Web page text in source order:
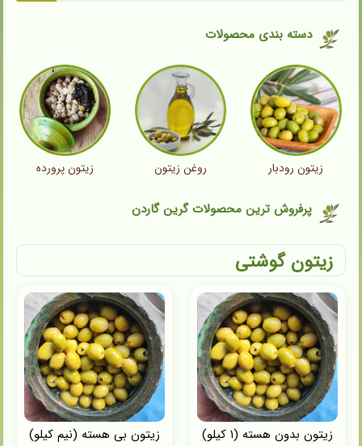
دسته بندی محصولات
زیتون رودبار روغن زیتون زیتون پرورده
پرفروش ترین محصولات گرین گاردن
زیتون گوشتی
زیتون بدون هسته (۱ کیلو) زیتون بی هسته (نیم کیلو)